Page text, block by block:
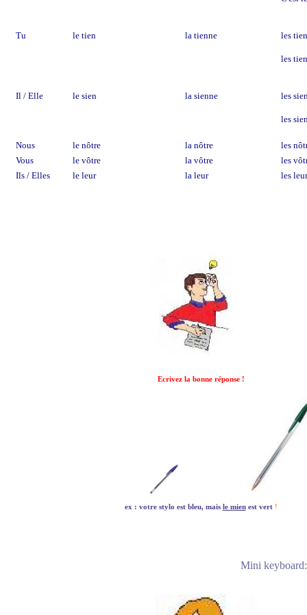
Tu le tien la tienne les
les
Il / Elle le sien la sienne les
les
Nous le nôtre la nôtre
les
Vous
le vôtre la vôtre
les
Ils / Elles
le leur la leur les
Ecrivez la bonne réponse !
ex : votre stylo est bleu, mais le mien est vert !
Mini keyboard: